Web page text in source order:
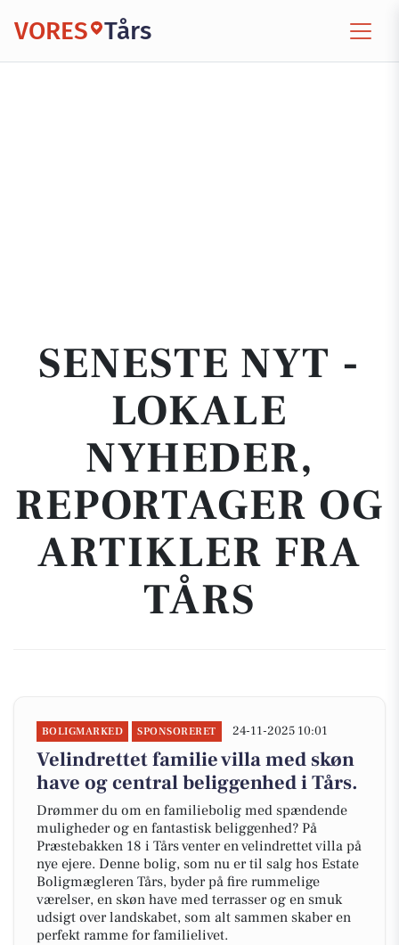
VORES Tårs
SENESTE NYT -
LOKALE
NYHEDER,
REPORTAGER OG
ARTIKLER FRA
TÅRS
BOLIGMARKED SPONSORERET 24-11-2025 10:01
Velindrettet familie villa med skøn
have og central beliggenhed i Tårs.
Drømmer du om en familiebolig med spændende
muligheder og en fantastisk beliggenhed? På
Præstebakken 18 i Tårs venter en velindrettet villa på
nye ejere. Denne bolig, som nu er til salg hos Estate
Boligmægleren Tårs, byder på fire rummelige
værelser, en skøn have med terrasser og en smuk
udsigt over landskabet, som alt sammen skaber en
perfekt ramme for familielivet.